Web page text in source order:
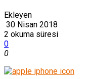
Ekleyen
30 Nisan 2018
2 okuma süresi
0
0